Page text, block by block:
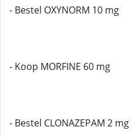
- Bestel OXYNORM 10 mg
- Koop MORFINE 60 mg
- Bestel CLONAZEPAM 2 mg